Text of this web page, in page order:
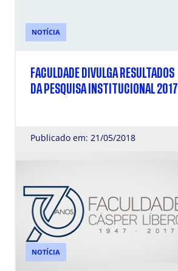
NOTÍCIA
FACULDADE DIVULGA RESULTADOS
DA PESQUISA INSTITUCIONAL 2017
Publicado em: 21/05/2018
NOTÍCIA